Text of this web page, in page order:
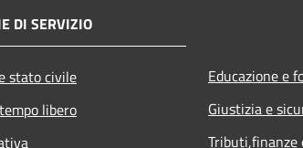
DI SERVIZIO
stato civile
libero
Educazione e
Giustizia e
Tributi,finanze